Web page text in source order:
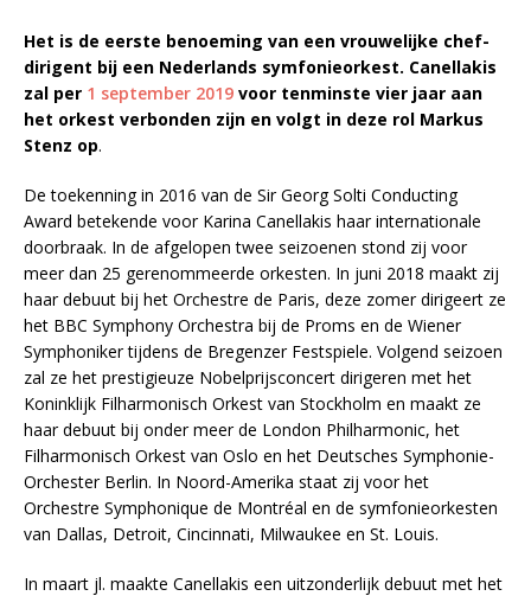
Het is de eerste benoeming van een vrouwelijke chef-
dirigent bij een Nederlands symfonieorkest. Canellakis
zal per 1 september 2019 voor tenminste vier jaar aan
het orkest verbonden zijn en volgt in deze rol Markus
Stenz op.
De toekenning in 2016 van de Sir Georg Solti Conducting
Award betekende voor Karina Canellakis haar internationale
doorbraak. In de afgelopen twee seizoenen stond zij voor
meer dan 25 gerenommeerde orkesten. In juni 2018 maakt zij
haar debuut bij het Orchestre de Paris, deze zomer dirigeert ze
het BBC Symphony Orchestra bij de Proms en de Wiener
Symphoniker tijdens de Bregenzer Festspiele. Volgend seizoen
zal ze het prestigieuze Nobelprijsconcert dirigeren met het
Koninklijk Filharmonisch Orkest van Stockholm en maakt ze
haar debuut bij onder meer de London Philharmonic, het
Filharmonisch Orkest van Oslo en het Deutsches Symphonie-
Orchester Berlin. In Noord-Amerika staat zij voor het
Orchestre Symphonique de Montréal en de symfonieorkesten
van Dallas, Detroit, Cincinnati, Milwaukee en St. Louis.
In maart jl. maakte Canellakis een uitzonderlijk debuut met het